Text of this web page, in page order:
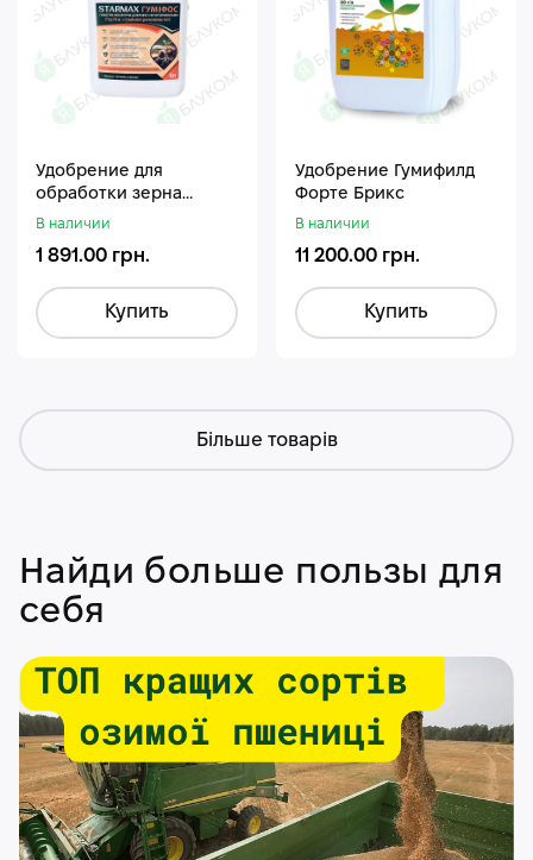
Удобрение для
обработки зерна
Стармакс Гумифос
В наличии
1 891.00 грн.
Купить
Удобрение Гумифилд
Форте Брикс
В наличии
11 200.00 грн.
Купить
Більше товарів
Найди больше пользы для
себя